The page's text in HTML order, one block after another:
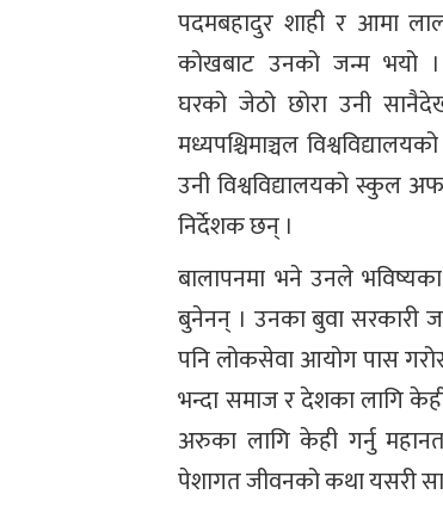
पदमबहादुर शाही र आमा
कोखबाट उनको जन्म भयो
घरको जेठो छोरा उनी
मध्यपश्चिमाञ्चल
उनी विश्वविद्यालयको स्कुल
निर्देशक छन् ।
बालापनमा भने उनले
बुनेनन् । उनका बुवा सरकारी
पनि लोकसेवा आयोग पास
भन्दा समाज र देशका लागि
अरुका लागि केही गर्नु
पेशागत जीवनको कथा यसरी